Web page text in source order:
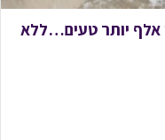
אלף יותר טעים…ללא